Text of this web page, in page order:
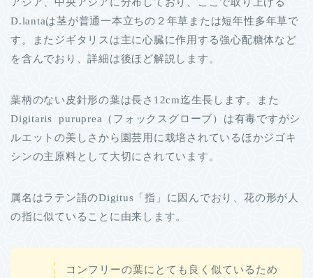
D.lantaは茎が普通一本立ちの２年草または短年性多年草で
す。またジギタリスは主に心臓に作用する強心配糖体など
を含んでおり、詳細は後ほど解説します。
葉柄のない皮針形の葉は長さ12cm迄生長します。また
Digitaris puruprea（フォックスグローブ）は有毒ですがシ
ルエットの美しさから園芸用に栽培されているほかジゴキ
シンの主原料として大切にされています。
属名はラテン語のDigitus「指」に因んでおり、花の形が人
の指に似ていることに由来します。
コンフリーの葉にとても良く似ているため